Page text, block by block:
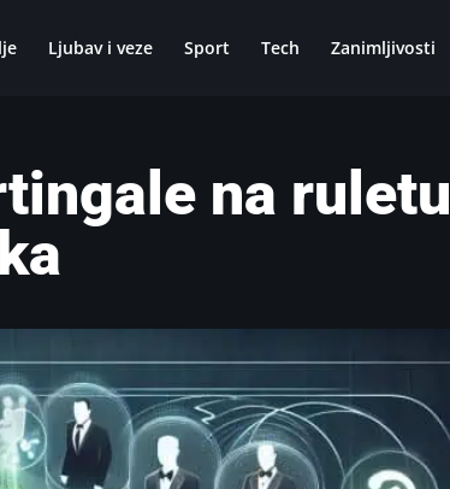
Ljubav i veze Sport Tech Zanimljivosti
na ruletu